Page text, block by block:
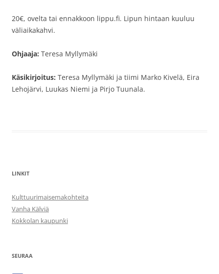
20€, ovelta tai ennakkoon lippu.fi. Lipun hintaan kuuluu
väliaikakahvi.
Ohjaaja: Teresa Myllymäki
Käsikirjoitus: Teresa Myllymäki ja tiimi Marko Kivelä, Eira
Lehojärvi, Luukas Niemi ja Pirjo Tuunala.
LINKIT
Kulttuurimaisemakohteita
Vanha Kälviä
Kokkolan kaupunki
SEURAA